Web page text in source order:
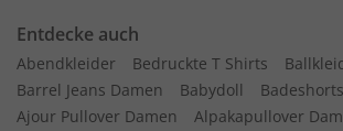
Entdecke auch
Abendkleider Bedruckte T Shirts
Barrel Jeans Damen
Babydoll
Ajour Pullover Damen
Alpakapullover